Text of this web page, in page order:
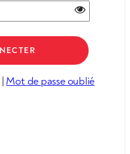
| Mot de passe oublié